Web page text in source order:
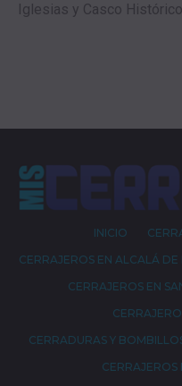
Iglesias y Casco
INICIO
CERRAJEROS EN ALCALÁ DE
CERRAJEROS EN
CERRADURAS Y
CERRAJEROS